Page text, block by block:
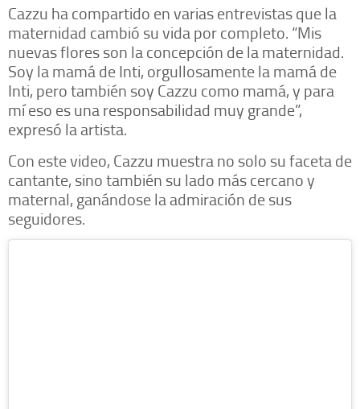
Cazzu ha compartido en varias entrevistas que la
maternidad cambió su vida por completo. “Mis
nuevas flores son la concepción de la maternidad.
Soy la mamá de Inti, orgullosamente la mamá de
Inti, pero también soy Cazzu como mamá, y para
mí eso es una responsabilidad muy grande”,
expresó la artista.
Con este video, Cazzu muestra no solo su faceta de
cantante, sino también su lado más cercano y
maternal, ganándose la admiración de sus
seguidores.